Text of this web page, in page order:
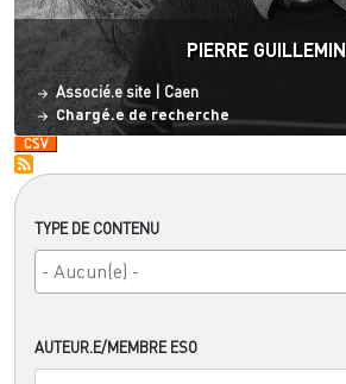
TYPE DE CONTENU
AUTEUR.E/MEMBRE ESO
PIERRE GUILLEMIN
Statut
Associé.e site Site ESO
Caen
Chargé.e de recherche